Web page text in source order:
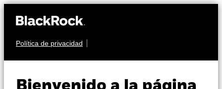
Política de privacidad